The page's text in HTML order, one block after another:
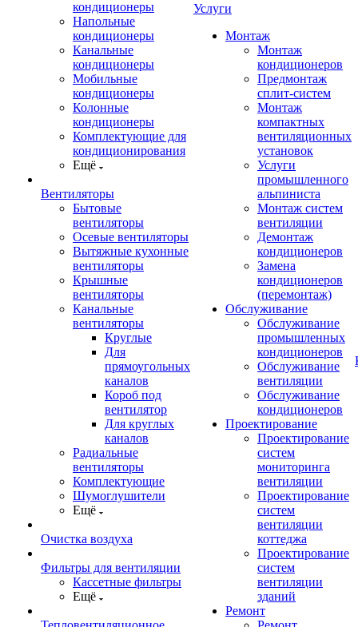
кондиционеры
Напольные
кондиционеры
Канальные
кондиционеры
Мобильные
кондиционеры
Колонные
кондиционеры
Комплектующие для
кондиционирования
Ещё
Вентиляторы
Бытовые
вентиляторы
Осевые вентиляторы
Вытяжные кухонные
вентиляторы
Крышные
вентиляторы
Канальные
вентиляторы
Круглые
Для
прямоугольных
каналов
Короб под
вентилятор
Для круглых
каналов
Радиальные
вентиляторы
Комплектующие
Шумоглушители
Ещё
Очистка воздуха
Фильтры для вентиляции
Кассетные фильтры
Ещё
Услуги
Монтаж
Монтаж
кондиционеров
Предмонтаж
сплит-систем
Монтаж
компактных
вентиляционных
установок
Услуги
промышленного
альпиниста
Монтаж систем
вентиляции
Демонтаж
кондиционеров
Замена
кондиционеров
(перемонтаж)
Обслуживание
Обслуживание
промышленных
кондиционеров
Обслуживание
вентиляции
Обслуживание
кондиционеров
Проектирование
Проектирование
систем
мониторинга
вентиляции
Проектирование
систем
вентиляции
коттеджа
Проектирование
систем
вентиляции
зданий
Ремонт